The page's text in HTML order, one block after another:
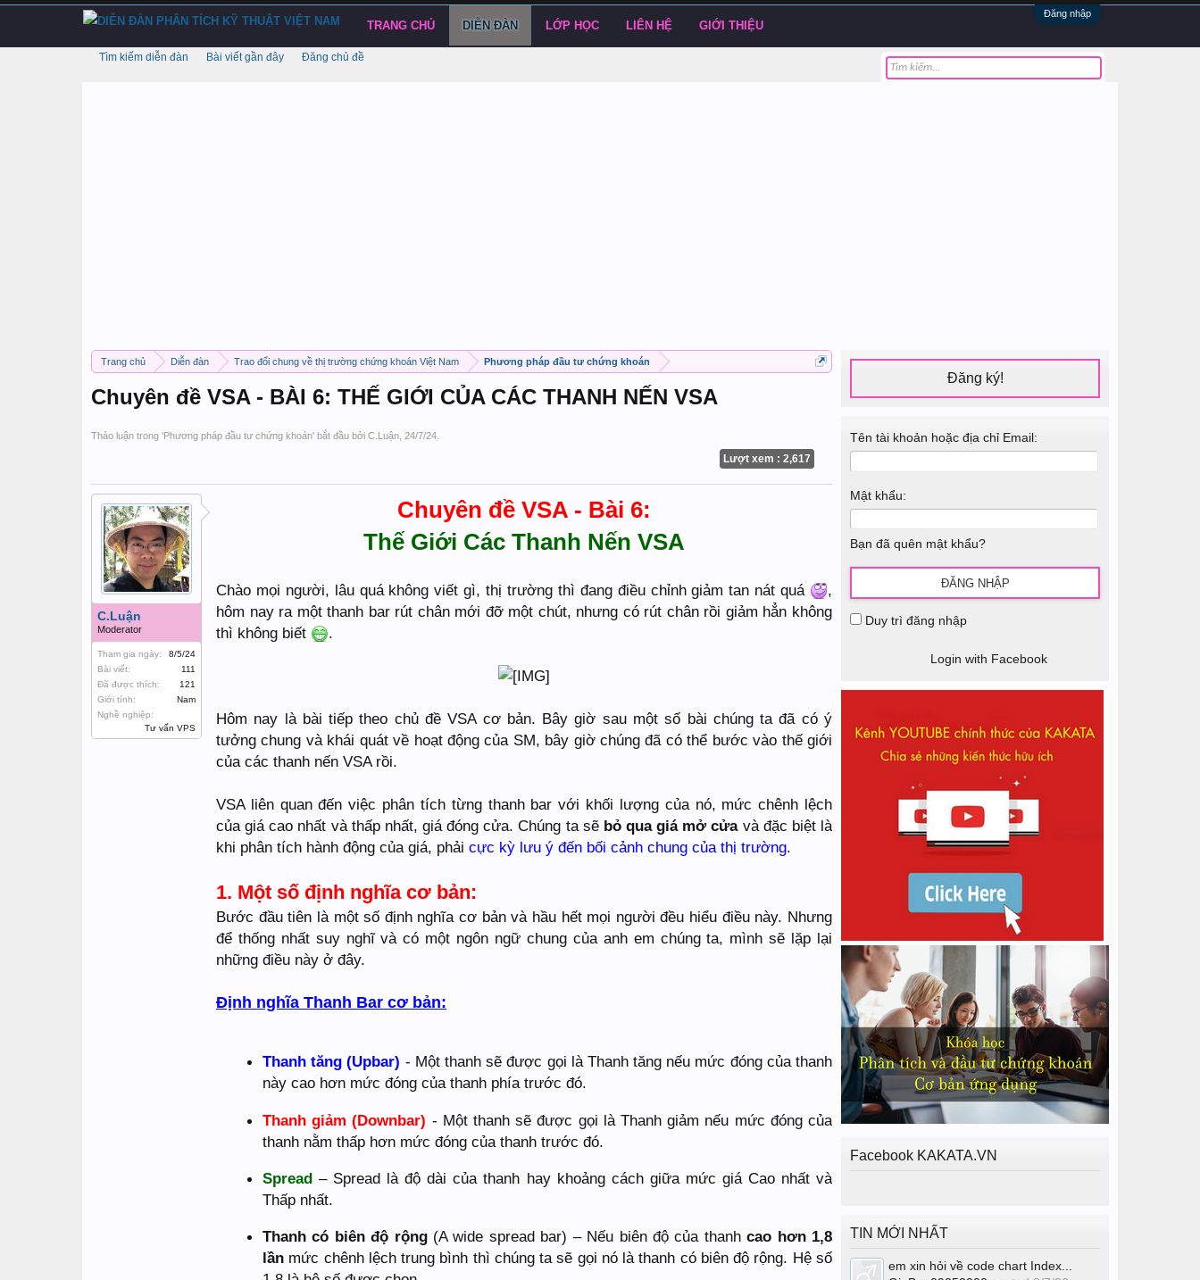
Đăng nhập
Trang chủ Diễn đàn Trao đổi chung về thị trường chứng khoán Việt Nam Phương pháp đầu tư chứng khoán
Chuyên đề VSA - BÀI 6: THẾ GIỚI CỦA CÁC THANH NẾN VSA
Thảo luận trong 'Phương pháp đầu tư chứng khoán' bắt đầu bởi C.Luận 24/7/24
Lượt xem : 2,617
C.Luận
Moderator
Tham gia ngày:
8/5/24
Bài viết:
111
Đã được thích:
121
Giới tính:
Nam
Nghề nghiệp:
Tư vấn VPS
Chuyên đề VSA - Bài 6:
Thế Giới Các Thanh Nến VSA
Chào mọi người, lâu quá không viết gì, thị trường thì đang điều chỉnh giảm tan nát quá
,
hôm nay ra một thanh bar rút chân mới đỡ một chút, nhưng có rút chân rồi giảm hẳn không
thì không biết
.
Hôm nay là bài tiếp theo chủ đề VSA cơ bản. Bây giờ sau một số bài chúng ta đã có ý
tưởng chung và khái quát về hoạt động của SM, bây giờ chúng đã có thể bước vào thế giới
của các thanh nến VSA rồi.
VSA liên quan đến việc phân tích từng thanh bar với khối lượng của nó, mức chênh lệch
của giá cao nhất và thấp nhất, giá đóng cửa. Chúng ta sẽ bỏ qua giá mở cửavà đặc biệt là
khi phân tích hành động của giá, phải cực kỳ lưu ý đến bối cảnh chung của thị trường.
1. Một số định nghĩa cơ bản:
Bước đầu tiên là một số định nghĩa cơ bản và hầu hết mọi người đều hiểu điều này. Nhưng
để thống nhất suy nghĩ và có một ngôn ngữ chung của anh em chúng ta, mình sẽ lặp lại
những điều này ở đây.
Định nghĩa Thanh Bar cơ bản:
Thanh tăng (Upbar) - Một thanh sẽ được gọi là Thanh tăng nếu mức đóng của thanh
này cao hơn mức đóng của thanh phía trước đó.
Thanh giảm (Downbar) - Một thanh sẽ được gọi là Thanh giảm nếu mức đóng của
thanh nằm thấp hơn mức đóng của thanh trước đó.
Spread– Spread là độ dài của thanh hay khoảng cách giữa mức giá Cao nhất và
Thấp nhất.
Thanh có biên độ rộng(A wide spread bar) – Nếu biên độ của thanhcao hơn 1,8
lần mức chênh lệch trung bình thì chúng ta sẽ gọi nó là thanh có biên độ rộng. Hệ số
Đăng ký!
Tên tài khoản hoặc địa chỉ Email:
Mật khẩu:
Bạn đã quên mật khẩu?
Duy trì đăng nhập
Login with Facebook
Facebook KAKATA.VN
TIN MỚI NHẤT
em xin hỏi về code chart Index...
TRANG CHỦ DIỄN ĐÀN
Tìm kiếm diễn đàn Bài viết gần đây Đăng chủ đề
LỚP HỌC LIÊN HỆ GIỚI THIỆU